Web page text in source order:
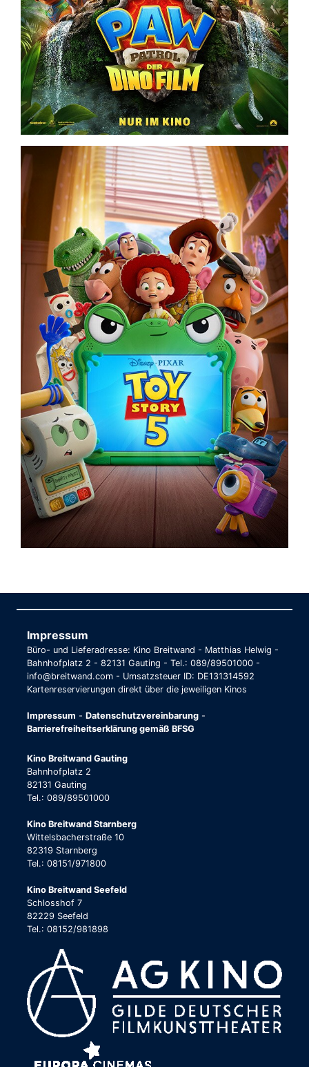
Impressum
Büro- und Lieferadresse: Kino Breitwand - Matthias Helwig -
Bahnhofplatz 2 - 82131 Gauting - Tel.: 089/89501000 -
info@breitwand.com - Umsatzsteuer ID: DE131314592
Kartenreservierungen direkt über die jeweiligen Kinos
Impressum - Datenschutzvereinbarung -
Barrierefreiheitserklärung gemäß BFSG
Kino Breitwand Gauting
Bahnhofplatz 2
82131 Gauting
Tel.: 089/89501000
Kino Breitwand Starnberg
Wittelsbacherstraße 10
82319 Starnberg
Tel.: 08151/971800
Kino Breitwand Seefeld
Schlosshof 7
82229 Seefeld
Tel.: 08152/981898